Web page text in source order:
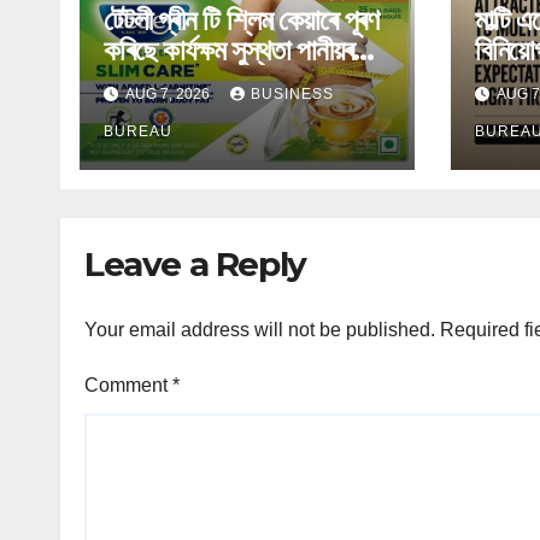
টেটলী গ্ৰীন টি শ্লিম কেয়াৰে পূৰণ
কৰিছে কাৰ্যক্ষম সুস্থতা পানীয়ৰ
ক্ৰমবৰ্ধমান চাহিদা
AUG 7, 2026 BUSINESS
BUREAU
মাল্টি
AUG
Leave a Reply
Your email address will not be published. Required
Comment*